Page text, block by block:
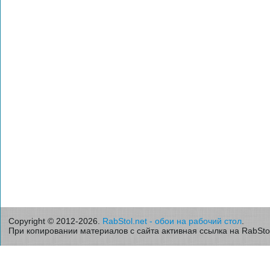
Copyright © 2012-2026. RabStol.net - обои на рабочий стол
При копировании материалов с сайта активная ссылка на